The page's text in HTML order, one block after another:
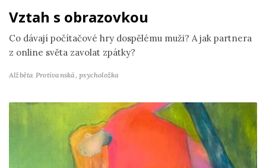
Vztah s obrazovkou
Co dávají počítačové hry dospělému muži? A jak partnera
z online světa zavolat zpátky?
Alžběta Protivanská,psycholožka